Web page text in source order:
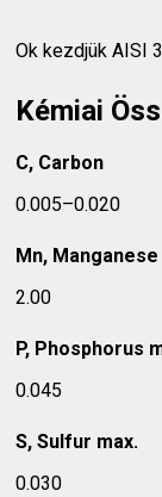
Ok kezdjük AISI
Kémiai
C, Carbon
0.005–0.020
Mn,
2.00
P, Phosphorus
0.045
S, Sulfur max.
0.030